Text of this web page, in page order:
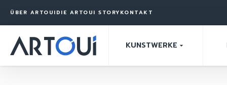
ÜBER ARTOUI DIE ARTOUI STORY KONTAKT
KUNSTWERKE arrow_drop_down